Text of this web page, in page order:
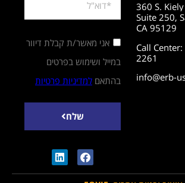
360 S.
Suite 250,
CA 95129
Call
2261
info@erb-
אני מאשר/ת קבלת דיוור
במייל ושימוש בפרטים
בהתאם למדיניות פרטיות
שלח